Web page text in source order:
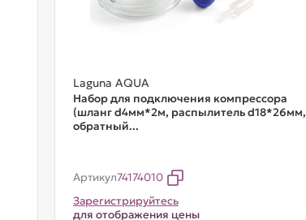
Laguna AQUA
Набор для подключения компрессора
(шланг d4мм*2м, распылитель d18*26мм,
обратный...
Артикул74174010
Зарегистрируйтесь
для отображения цены